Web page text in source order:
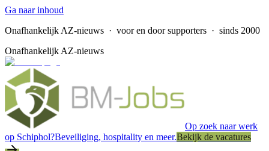
Ga naar inhoud
Onafhankelijk AZ-nieuws · voor en door supporters · sinds 2000
Onafhankelijk AZ-nieuws
Op zoek naar werk
op Schiphol?Beveiliging, hospitality en meer.Bekijk de vacatures